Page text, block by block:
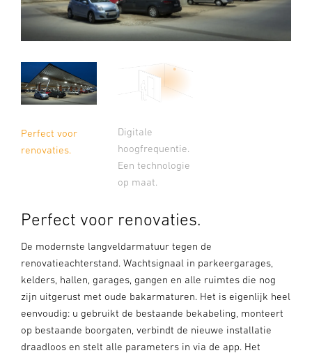
Perfect voor
renovaties.
Digitale
hoogfrequentie.
Een technologie
op maat.
Perfect voor renovaties.
De modernste langveldarmatuur tegen de
renovatieachterstand. Wachtsignaal in parkeergarages,
kelders, hallen, garages, gangen en alle ruimtes die nog
zijn uitgerust met oude bakarmaturen. Het is eigenlijk heel
eenvoudig: u gebruikt de bestaande bekabeling, monteert
op bestaande boorgaten, verbindt de nieuwe installatie
draadloos en stelt alle parameters in via de app. Het